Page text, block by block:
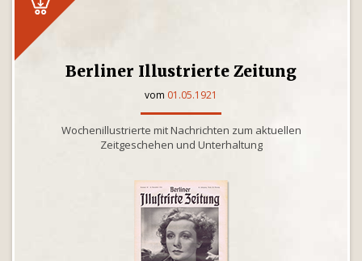
Berliner Illustrierte Zeitung
vom 01.05.1921
Wochenillustrierte mit Nachrichten zum aktuellen
Zeitgeschehen und Unterhaltung